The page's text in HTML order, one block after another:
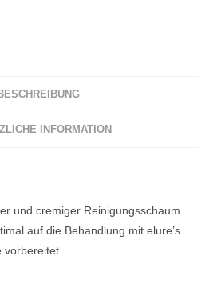
INFORMATION
und cremiger Reinigungsschaum
auf die Behandlung mit elure’s
vorbereitet.